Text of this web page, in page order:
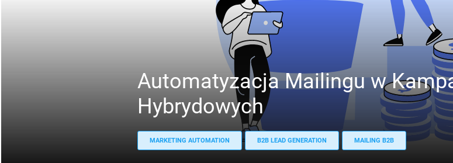
Automatyzacja Mailingu w
Hybrydowych
MARKETING AUTOMATION B2B LEAD GENERATION MAILING B2B